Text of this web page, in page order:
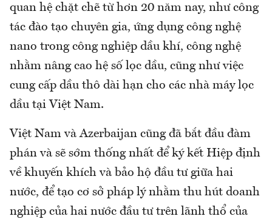
quan hệ chặt chẽ từ hơn 20 năm nay, như công
tác đào tạo chuyên gia, ứng dụng công nghệ
nano trong công nghiệp dầu khí, công nghệ
nhằm nâng cao hệ số lọc dầu, cũng như việc
cung cấp dầu thô dài hạn cho các nhà máy lọc
dầu tại Việt Nam.
Việt Nam và Azerbaijan cũng đã bắt đầu đàm
phán và sẽ sớm thống nhất để ký kết Hiệp định
về khuyến khích và bảo hộ đầu tư giữa hai
nước, để tạo cơ sở pháp lý nhằm thu hút doanh
nghiệp của hai nước đầu tư trên lãnh thổ của